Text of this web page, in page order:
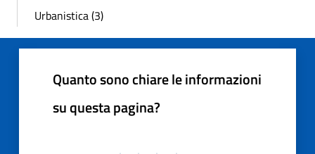
Urbanistica (3)
Quanto sono chiare le informazioni
su questa pagina?